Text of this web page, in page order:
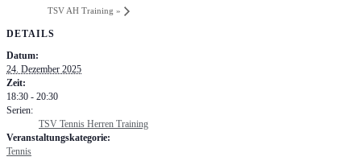
TSV AH Training »
DETAILS
Datum:
24. Dezember 2025
Zeit:
18:30 - 20:30
Serien:
TSV Tennis Herren Training
Veranstaltungskategorie:
Tennis